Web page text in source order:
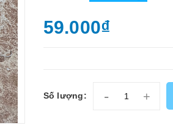
59.000₫
Số lượng: - +